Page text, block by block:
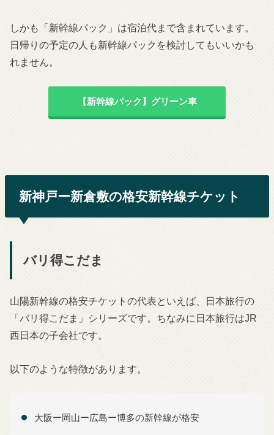
しかも「新幹線パック」は宿泊代まで含まれています。
日帰りの予定の人も新幹線パックを検討してもいいかも
れません。
【新幹線パック】グリーン車
新神戸ー新倉敷の格安新幹線チケット
バリ得こだま
山陽新幹線の格安チケットの代表といえば、日本旅行の
「バリ得こだま」シリーズです。ちなみに日本旅行はJR
西日本の子会社です。
以下のような特徴があります。
大阪ー岡山ー広島ー博多の新幹線が格安